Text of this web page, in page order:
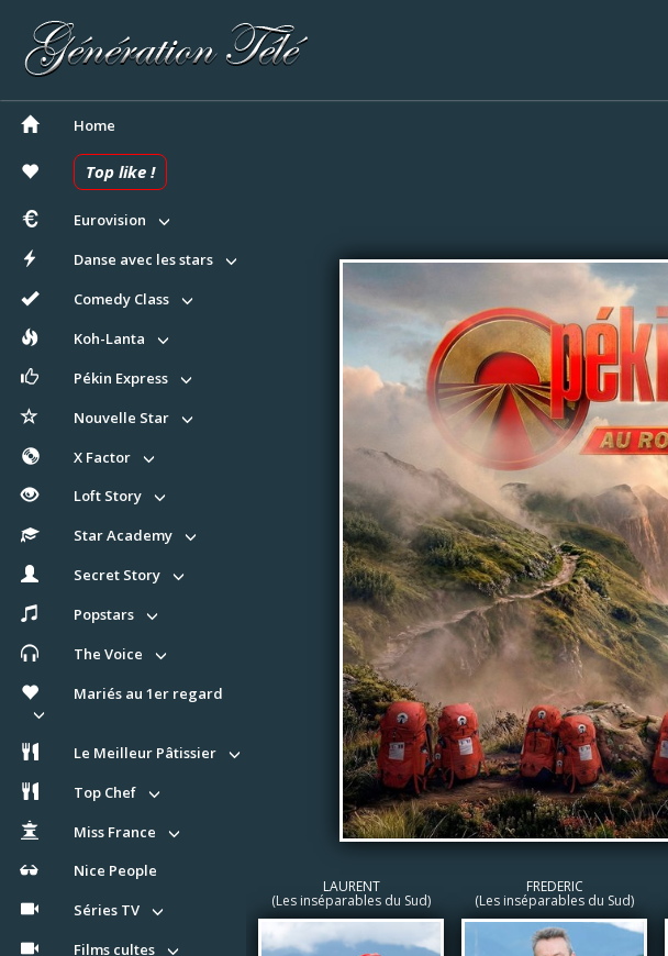
Home
Top like !
Eurovision
Danse avec les stars
Comedy Class
Koh-Lanta
Pékin Express
Nouvelle Star
X Factor
Loft Story
Star Academy
Secret Story
Popstars
The Voice
Mariés au 1er regard
Le Meilleur Pâtissier
Top Chef
Miss France
Nice People
Séries TV
Films cultes
LAURENT
(Les inséparables du Sud)
FREDERIC
(Les inséparables du Sud)